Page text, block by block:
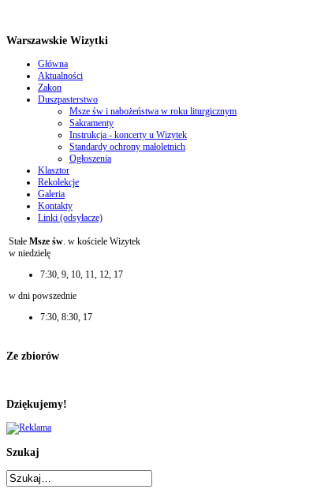
Warszawskie Wizytki
Główna
Aktualności
Zakon
Duszpasterstwo
Msze św i nabożeństwa w roku liturgicznym
Sakramenty
Instrukcja - koncerty u Wizytek
Standardy ochrony małoletnich
Ogłoszenia
Klasztor
Rekolekcje
Galeria
Kontakty
Linki (odsyłacze)
Stałe Msze św. w kościele Wizytek
w niedzielę
7:30, 9, 10, 11, 12, 17
w dni powszednie
7:30, 8:30, 17
Ze zbiorów
Dziękujemy!
Szukaj